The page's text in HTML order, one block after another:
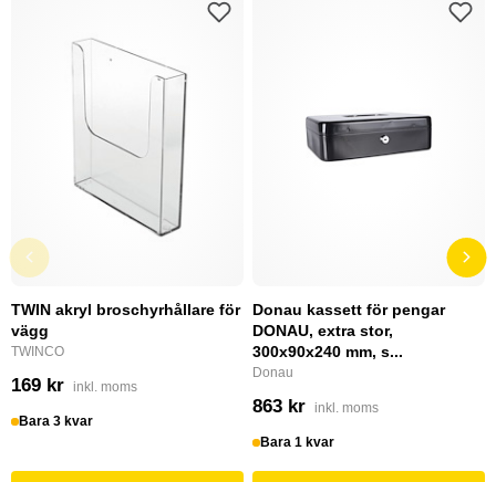
TWIN akryl broschyrhållare för
vägg
TWINCO
169 kr inkl. moms
Bara 3 kvar
Donau kassett för pengar
DONAU, extra stor,
300x90x240 mm, s...
Donau
863 kr inkl. moms
Bara 1 kvar